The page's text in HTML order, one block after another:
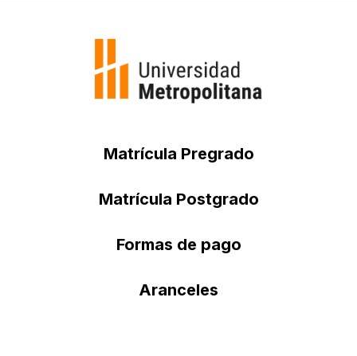
Matrícula Pregrado
Matrícula Postgrado
Formas de pago
Aranceles